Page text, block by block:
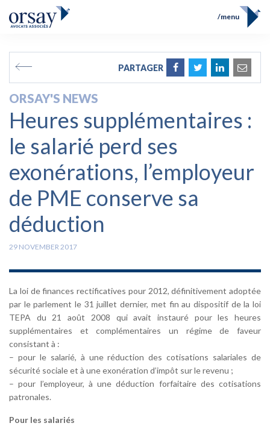
FR
menu
Expertises
Prix et Distinctions
Opérations
News
Contact
PARTAGER
ORSAY'S NEWS
Heures supplémentaires :
le salarié perd ses
exonérations, l’employeur
de PME conserve sa
déduction
29 NOVEMBER 2017
La loi de finances rectificatives pour 2012, définitivement adoptée
par le parlement le 31 juillet dernier, met fin au dispositif de la loi
TEPA du 21 août 2008 qui avait instauré pour les heures
supplémentaires et complémentaires un régime de faveur
consistant à :
– pour le salarié, à une réduction des cotisations salariales de
sécurité sociale et à une exonération d’impôt sur le revenu ;
– pour l’employeur, à une déduction forfaitaire des cotisations
patronales.
Pour les salariés